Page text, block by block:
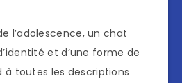
l’adolescence, un chat
et d’une forme de
à toutes les descriptions